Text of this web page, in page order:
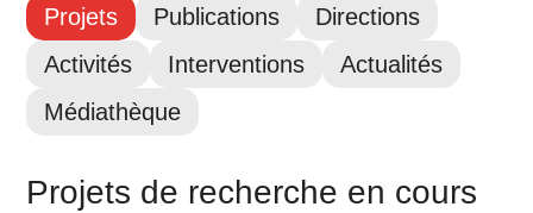
Projets Publications
Directions
Activités
Interventions
Actualités
Médiathèque
Projets de recherche en cours